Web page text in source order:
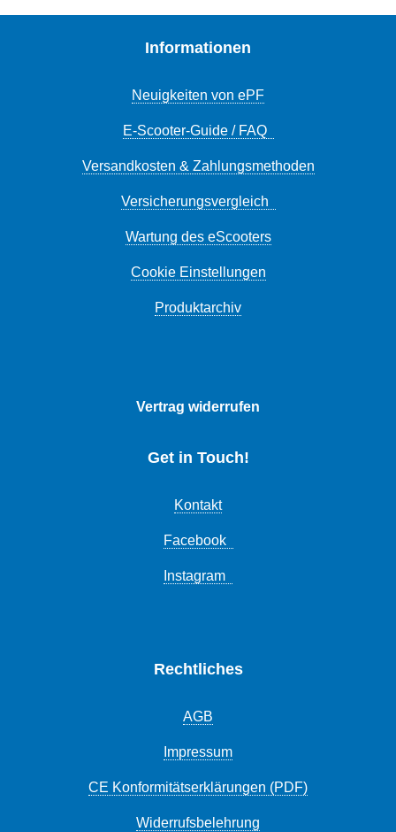
Informationen
Neuigkeiten von ePF
E-Scooter-Guide / FAQ
Versandkosten & Zahlungsmethoden
Versicherungsvergleich
Wartung des eScooters
Cookie Einstellungen
Produktarchiv
Vertrag widerrufen
Get in Touch!
Kontakt
Facebook
Instagram
Rechtliches
AGB
Impressum
CE Konformitätserklärungen (PDF)
Widerrufsbelehrung